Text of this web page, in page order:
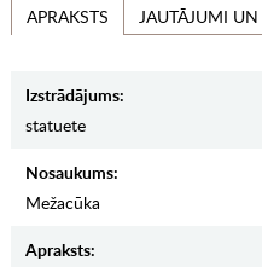
APRAKSTS JAUTĀJUMI UN
Izstrādājums:
statuete
Nosaukums:
Mežacūka
Apraksts: